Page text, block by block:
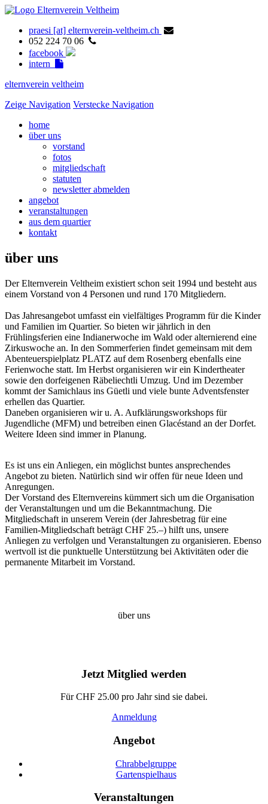
praesi [at] elternverein-veltheim.ch
052 224 70 06
facebook
intern
elternverein veltheim
Zeige Navigation Verstecke Navigation
home
über uns
vorstand
fotos
mitgliedschaft
statuten
newsletter abmelden
angebot
veranstaltungen
aus dem quartier
kontakt
über uns
Der Elternverein Veltheim existiert schon seit 1994 und besteht aus
einem Vorstand von 4 Personen und rund 170 Mitgliedern.
Das Jahresangebot umfasst ein vielfältiges Programm für die Kinder
und Familien im Quartier. So bieten wir jährlich in den
Frühlingsferien eine Indianerwoche im Wald oder alternierend eine
Zirkuswoche an. In den Sommerferien findet gemeinsam mit dem
Abenteuerspielplatz PLATZ auf dem Rosenberg ebenfalls eine
Ferienwoche statt. Im Herbst organisieren wir ein Kindertheater
sowie den dorfeigenen Räbeliechtli Umzug. Und im Dezember
kommt der Samichlaus ins Güetli und viele bunte Adventsfenster
erhellen das Quartier.
Daneben organisieren wir u. A. Aufklärungsworkshops für
Jugendliche (MFM) und betreiben einen Glacéstand an der Dorfet.
Weitere Ideen sind immer in Planung.
Es ist uns ein Anliegen, ein möglichst buntes ansprechendes
Angebot zu bieten. Natürlich sind wir offen für neue Ideen und
Anregungen.
Der Vorstand des Elternvereins kümmert sich um die Organisation
der Veranstaltungen und um die Bekanntmachung. Die
Mitgliedschaft in unserem Verein (der Jahresbetrag für eine
Familien-Mitgliedschaft beträgt CHF 25.–) hilft uns, unsere
Anliegen zu verfolgen und Veranstaltungen zu organisieren. Ebenso
wertvoll ist die punktuelle Unterstützung bei Aktivitäten oder die
permanente Mitarbeit im Vorstand.
über uns
Jetzt Mitglied werden
Für CHF 25.00 pro Jahr sind sie dabei.
Anmeldung
Angebot
Chrabbelgruppe
Gartenspielhaus
Veranstaltungen